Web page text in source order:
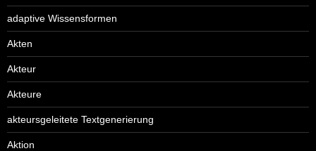
adaptive Wissensformen
Akten
Akteur
Akteure
akteursgeleitete Textgenerierung
Aktion